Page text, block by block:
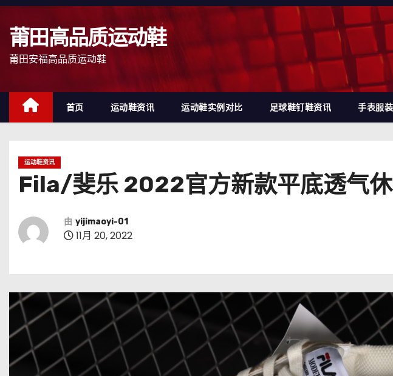
跳
莆田高品质运动鞋
莆田安福高品质运动鞋
首页 运动鞋资讯 运动鞋实例对比 足球鞋钉鞋资讯 手表服
运动鞋资讯
Fila/斐乐 2022官方新款平底透气
由 yijimaoyi-01
11月 20, 2022